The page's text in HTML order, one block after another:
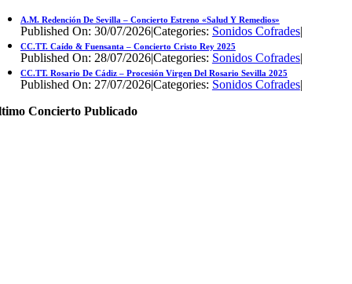
A.M. Redención De Sevilla – Concierto Estreno «Salud Y Remedios»
Published On: 30/07/2026|Categories: Sonidos Cofrades|
CC.TT. Caído & Fuensanta – Concierto Cristo Rey 2025
Published On: 28/07/2026|Categories: Sonidos Cofrades|
CC.TT. Rosario De Cádiz – Procesión Virgen Del Rosario Sevilla 2025
Published On: 27/07/2026|Categories: Sonidos Cofrades|
Concierto Publicado